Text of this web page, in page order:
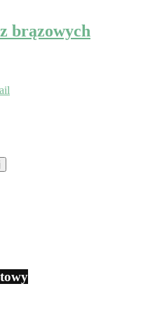
brązowych